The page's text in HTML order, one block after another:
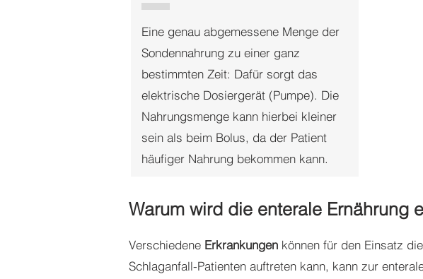
Eine genau abgemessene Menge der
Sondennahrung zu einer ganz
bestimmten Zeit: Dafür sorgt das
elektrische Dosiergerät (Pumpe). Die
Nahrungsmenge kann hierbei kleiner
sein als beim Bolus, da der Patient
häufiger Nahrung bekommen kann.
Warum wird die enterale Ernährung
Verschiedene Erkrankungen können für den Einsatz
Schlaganfall-Patienten auftreten kann, kann zur